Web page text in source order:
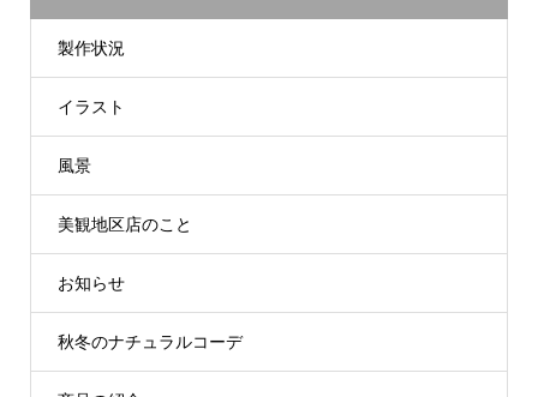
製作状況
イラスト
風景
美観地区店のこと
お知らせ
秋冬のナチュラルコーデ